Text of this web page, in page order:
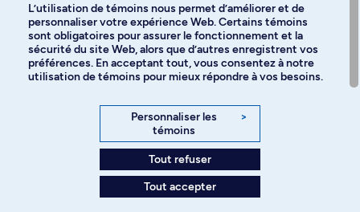
Facebook Instagram
TikTok YouTube
Politique de confidentialité
L’utilisation de témoins nous permet d’améliorer et de
personnaliser votre expérience Web. Certains témoins
sont obligatoires pour assurer le fonctionnement et la
sécurité du site Web, alors que d’autres enregistrent vos
préférences. En acceptant tout, vous consentez à notre
utilisation de témoins pour mieux répondre à vos besoins.
Personnaliser les
témoins
>
Tout refuser
Tout accepter